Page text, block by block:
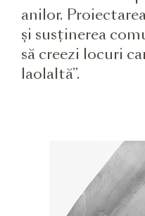
anilor.
și susținerea
să creezi locuri
laolaltă”.